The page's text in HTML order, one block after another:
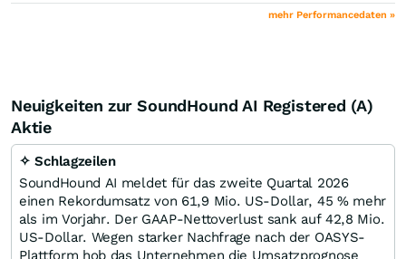
mehr Performancedaten »
Neuigkeiten zur SoundHound AI Registered (A)
Aktie
✧ Schlagzeilen
SoundHound AI meldet für das zweite Quartal 2026
einen Rekordumsatz von 61,9 Mio. US-Dollar, 45 % mehr
als im Vorjahr. Der GAAP-Nettoverlust sank auf 42,8 Mio.
US-Dollar. Wegen starker Nachfrage nach der OASYS-
Plattform hob das Unternehmen die Umsatzprognose